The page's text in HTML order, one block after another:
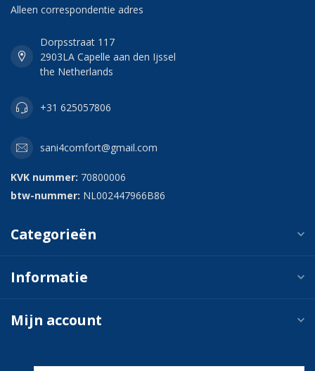
Alleen correspondentie adres
Dorpsstraat 117
2903LA Capelle aan den Ijssel
the Netherlands
+31 625057806
sani4comfort@gmail.com
KVK nummer: 70800006
btw-nummer: NL002447966B86
Categorieën
Informatie
Mijn account